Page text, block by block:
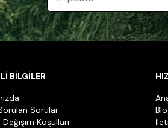
BİLGİLER
Sorular
Koşulları